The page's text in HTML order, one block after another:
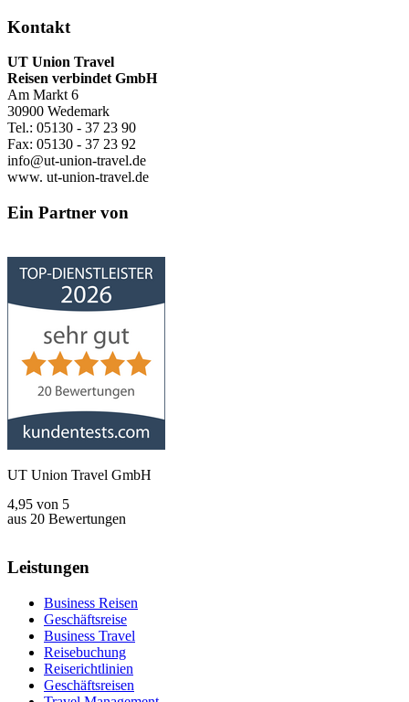
Kontakt
UT Union Travel
Reisen verbindet GmbH
Am Markt 6
30900 Wedemark
Tel.: 05130 - 37 23 90
Fax: 05130 - 37 23 92
info@ut-union-travel.de
www. ut-union-travel.de
Ein Partner von
UT Union Travel GmbH
4,95 von 5
aus 20 Bewertungen
Leistungen
Business Reisen
Geschäftsreise
Business Travel
Reisebuchung
Reiserichtlinien
Geschäftsreisen